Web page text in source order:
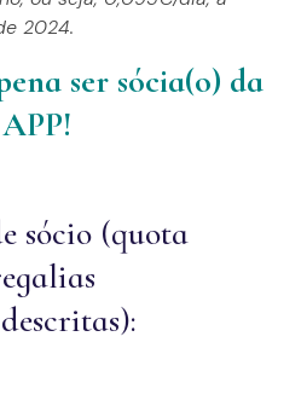
2024.
ser sócia(o) da
APP!
sócio (quota